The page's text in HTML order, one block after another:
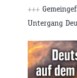
+++
Untergang